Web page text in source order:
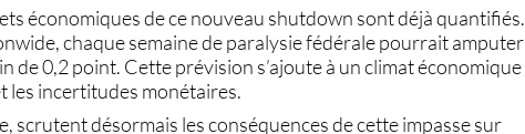
économiques de ce nouveau shutdown sont déjà quantifiés.
chaque semaine de paralysie fédérale pourrait amputer
de 0,2 point. Cette prévision s’ajoute à un climat économique
les incertitudes monétaires.
scrutent désormais les conséquences de cette impasse sur